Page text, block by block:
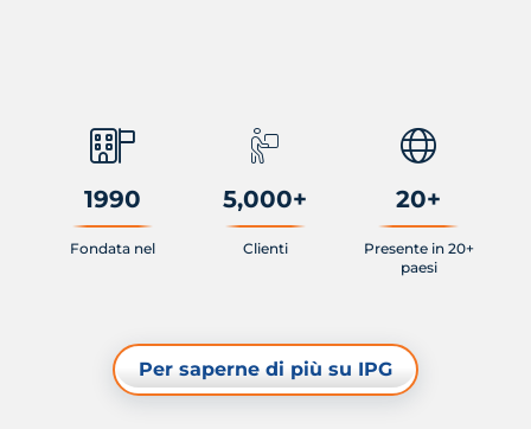
1990
Fondata nel
5,000+
Clienti
20+
Presente in 20+
paesi
Per saperne di più su IPG